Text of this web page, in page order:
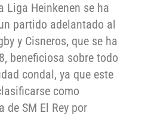
Liga Heinkenen se ha
partido adelantado al
y Cisneros, que se ha
beneficiosa sobre todo
condal, ya que este
como
de SM El Rey por